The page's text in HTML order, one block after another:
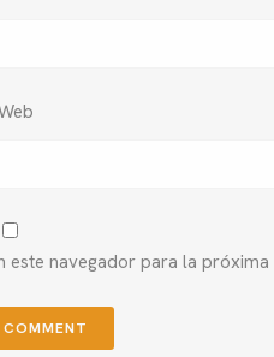
navegador para la próxima